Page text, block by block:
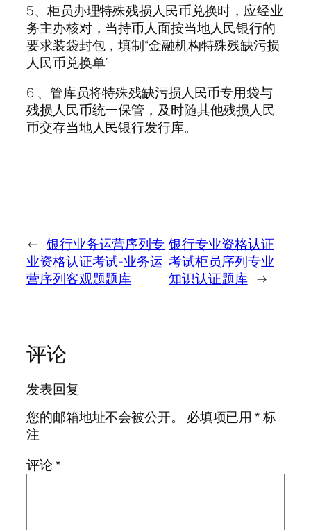
5、柜员办理特殊残损人民币兑换时，应经业
务主办核对，当持币人面按当地人民银行的
要求装袋封包，填制“金融机构特殊残缺污损
人民币兑换单”
6 、管库员将特殊残缺污损人民币专用袋与
残损人民币统一保管，及时随其他残损人民
币交存当地人民银行发行库。
← 银行业务运营序列专
业资格认证考试-业务运
营序列客观题题库
银行专业资格认证
考试柜员序列专业
知识认证题库 →
评论
发表回复
您的邮箱地址不会被公开。
必填项已用*标
注
评论*